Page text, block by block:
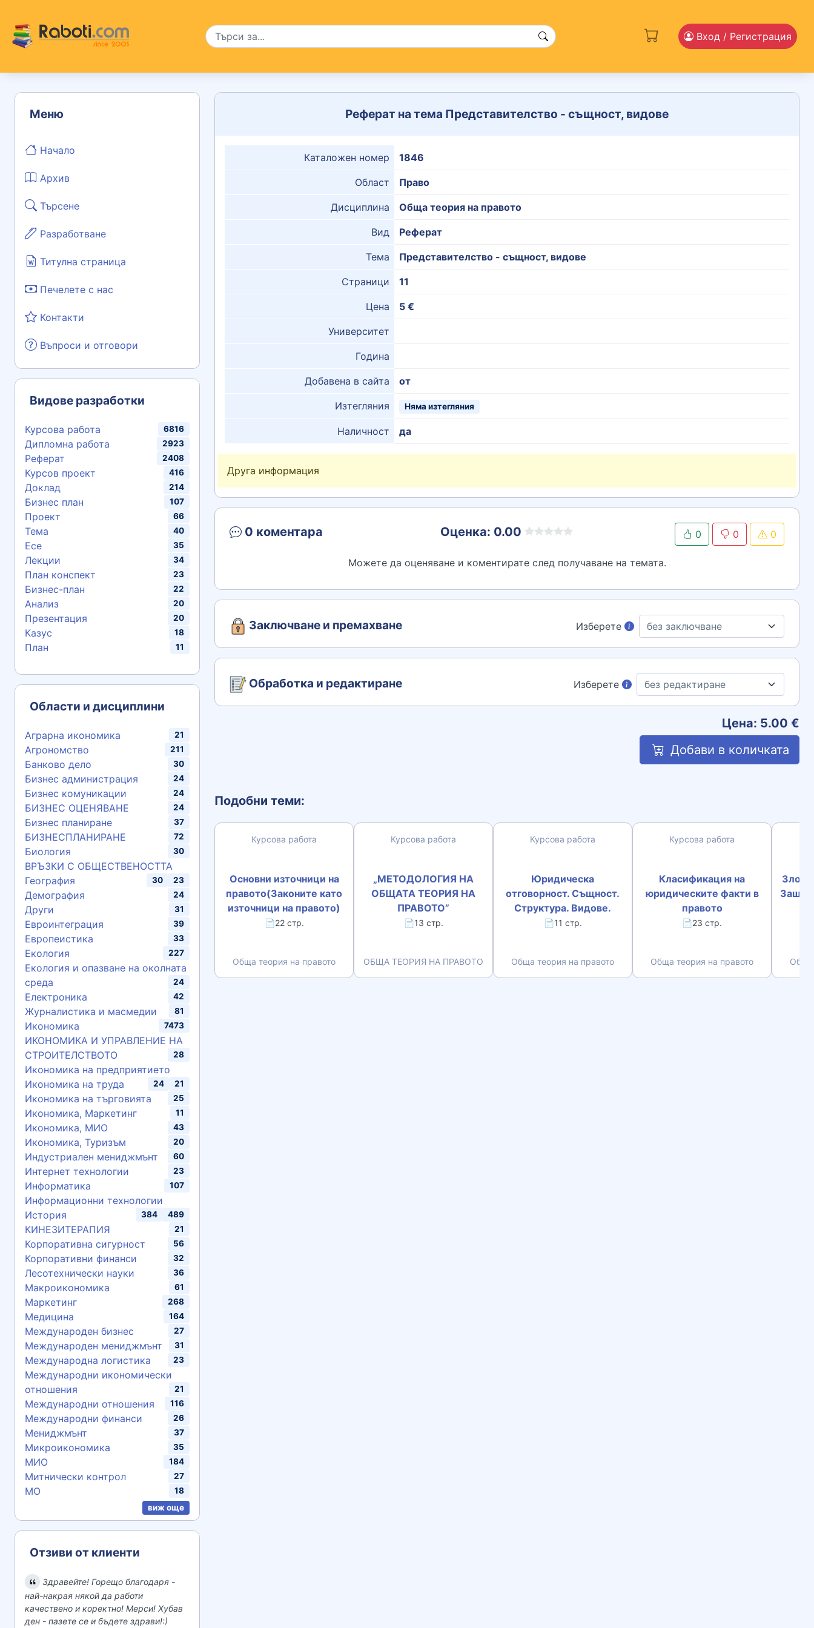
Вход / Регистрация
Меню
Начало
Архив
Търсене
Разработване
Титулна страница
Печелете с нас
Контакти
Въпроси и отговори
Видове разработки
Курсова работа 6816
Дипломна работа 2923
Реферат 2408
Курсов проект 416
Доклад 214
Бизнес план 107
Проект 66
Тема 40
Есе 35
Лекции 34
План конспект 23
Бизнес-план 22
Анализ 20
Презентация 20
Казус 18
План 11
Области и дисциплини
Аграрна икономика 21
Агрономство 211
Банково дело 30
Бизнес администрация 24
Бизнес комуникации 24
БИЗНЕС ОЦЕНЯВАНЕ 24
Бизнес планиране 37
БИЗНЕСПЛАНИРАНЕ 72
Биология 30
ВРЪЗКИ С ОБЩЕСТВЕНОСТТА
23
География 30
Демография 24
Други 31
Евроинтеграция 39
Европеистика 33
Екология 227
Екология и опазване на околната
среда
24
Електроника 42
Журналистика и масмедии 81
Икономика 7473
ИКОНОМИКА И УПРАВЛЕНИЕ НА
СТРОИТЕЛСТВОТО
28
Икономика на предприятието
21
Икономика на труда 24
Икономика на търговията 25
Икономика, Маркетинг 11
Икономика, МИО 43
Икономика, Туризъм 20
Индустриален мениджмънт 60
Интернет технологии 23
Информатика 107
Информационни технологии
489
История 384
КИНЕЗИТЕРАПИЯ 21
Корпоративна сигурност 56
Корпоративни финанси 32
Лесотехнически науки 36
Макроикономика 61
Маркетинг 268
Медицина 164
Международен бизнес 27
Международен мениджмънт 31
Международна логистика 23
Международни икономически
отношения
21
Международни отношения 116
Международни финанси 26
Мениджмънт 37
Микроикономика 35
МИО 184
Митнически контрол 27
МО
18
виж още
Отзиви от клиенти
Здравейте! Горещо благодаря -
най-накрая някой да работи
качествено и коректно! Мерси! Хубав
ден - пазете се и бъдете здрави!:)
Реферат на тема Представителство - същност, видове
Каталожен номер 1846
Област Право
Дисциплина Обща теория на правото
Вид Реферат
Тема Представителство - същност, видове
Страници 11
Цена 5 €
Университет
Година
Добавена в сайта от
Изтегляния Няма изтегляния
Наличност да
Друга информация
0 коментара Оценка: 0.00 0 0 0
Можете да оценяване и коментирате след получаване на темата.
Заключване и премахване Изберете
Обработка и редактиране Изберете
Цена: 5.00 €
Добави в количката
Подобни теми:
Курсова работа
Основни източници на
правото(Законите като
източници на правото)
📄22 стр.
Обща теория на правото
Курсова работа
„МЕТОДОЛОГИЯ НА
ОБЩАТА ТЕОРИЯ НА
ПРАВОТО”
📄13 стр.
ОБЩА ТЕОРИЯ НА ПРАВОТО
Курсова работа
Юридическа
отговорност. Същност.
Структура. Видове.
📄11 стр.
Обща теория на правото
Курсова работа
Класификация на
юридическите факти в
правото
📄23 стр.
Обща теория на правото Обща